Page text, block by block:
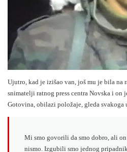
Ujutro, kad je izišao van, još mu je bila na
snimatelji ratnog press centra Novska i
Gotovina, obilazi položaje, gleda svakoga
Mi smo govorili da smo dobro, ali
nismo. Izgubili smo jednog